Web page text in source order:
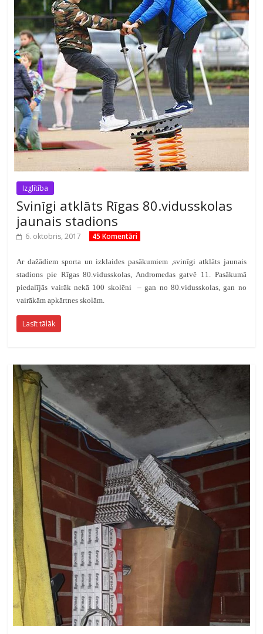
Izglītība
Svinīgi atklāts Rīgas 80.vidusskolas
jaunais stadions
6. oktobris, 2017 45 Komentāri
Ar dažādiem sporta un izklaides pasākumiem ,svinīgi atklāts jaunais
stadions pie Rīgas 80.vidusskolas, Andromedas gatvē 11. Pasākumā
piedalījās vairāk nekā 100 skolēni – gan no 80.vidusskolas, gan no
vairākām apkārtnes skolām.
Lasīt tālāk